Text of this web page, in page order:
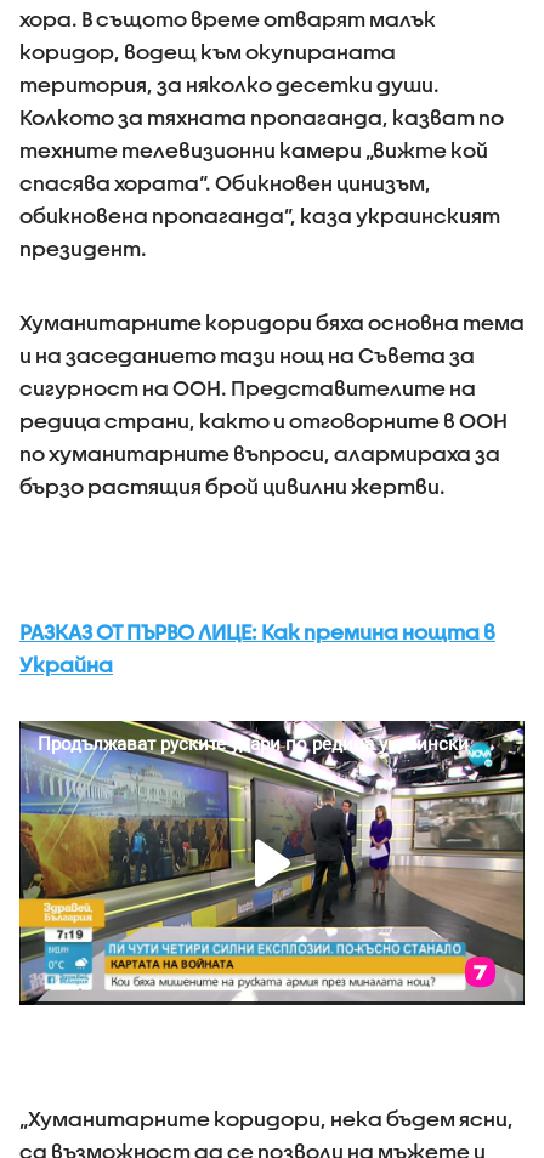
хора. В същото време отварят малък
коридор, водещ към окупираната
територия, за няколко десетки души.
Колкото за тяхната пропаганда, казват по
техните телевизионни камери „вижте кой
спасява хората“. Обикновен цинизъм,
обикновена пропаганда”, каза украинският
президент.
Хуманитарните коридори бяха основна тема
и на заседанието тази нощ на Съвета за
сигурност на ООН. Представителите на
редица страни, както и отговорните в ООН
по хуманитарните въпроси, алармираха за
бързо растящия брой цивилни жертви.
РАЗКАЗ ОТ ПЪРВО ЛИЦЕ: Как премина нощта в
Украйна
„Хуманитарните коридори, нека бъдем ясни,
са възможност да се позволи на мъжете и